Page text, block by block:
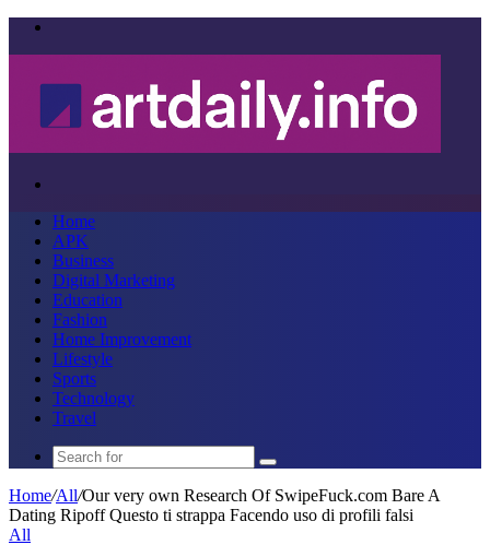
Home
APK
Business
Digital Marketing
Education
Fashion
Home Improvement
Lifestyle
Sports
Technology
Travel
Search
for
Home/All/Our very own Research Of SwipeFuck.com Bare A
Dating Ripoff Questo ti strappa Facendo uso di profili falsi
All